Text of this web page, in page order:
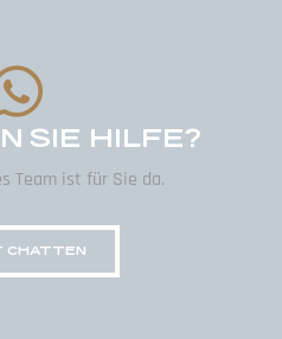
SIE HILFE?
Team ist für Sie da.
CHATTEN